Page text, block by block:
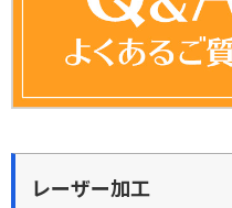
レーザー加工